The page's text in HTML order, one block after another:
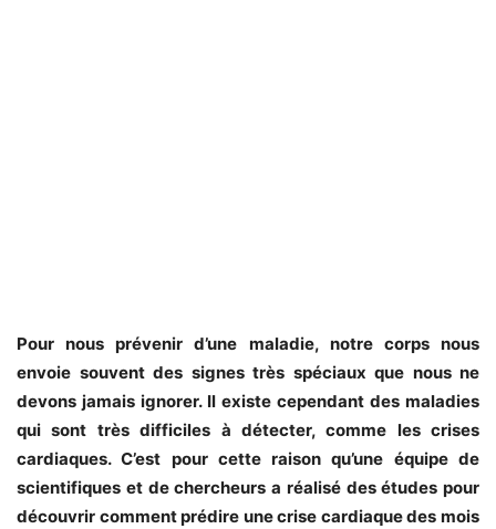
Pour nous prévenir d’une maladie, notre corps nous
envoie souvent des signes très spéciaux que nous ne
devons jamais ignorer. Il existe cependant des maladies
qui sont très difficiles à détecter, comme les crises
cardiaques. C’est pour cette raison qu’une équipe de
scientifiques et de chercheurs a réalisé des études pour
découvrir comment prédire une crise cardiaque des mois